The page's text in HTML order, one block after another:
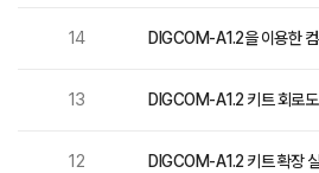
14 DIGCOM-A1.2
13 DIGCOM-A1.2
DIGCOM-A1.2 키트 회로도
12 DIGCOM-A1.2